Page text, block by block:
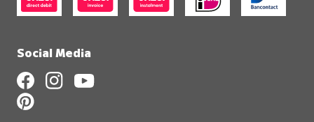
Social Media